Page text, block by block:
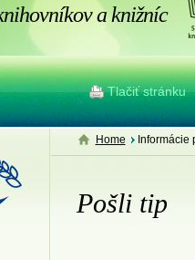
a knižníc
Tlačiť stránku
Home Informácie
Pošli tip